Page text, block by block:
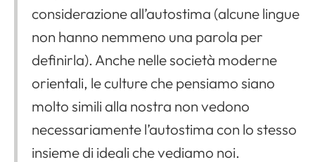
considerazione all’autostima (alcune lingue
non hanno nemmeno una parola per
definirla). Anche nelle società moderne
orientali, le culture che pensiamo siano
molto simili alla nostra non vedono
necessariamente l’autostima con lo stesso
insieme di ideali che vediamo noi.